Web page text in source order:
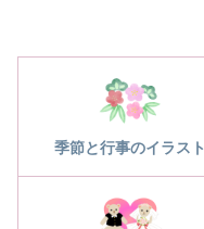
季節と行事のイラスト